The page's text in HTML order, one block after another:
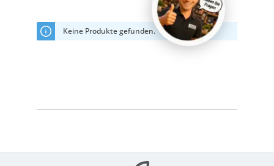
Keine Produkte gefunden.